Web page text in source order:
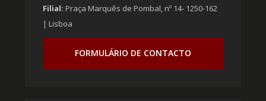
Filial: Praça Marquês de Pombal, nº 14- 1250-162
| Lisboa
FORMULÁRIO DE CONTACTO